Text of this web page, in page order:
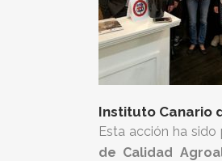
Instituto Canario
Esta acción ha sido
de Calidad